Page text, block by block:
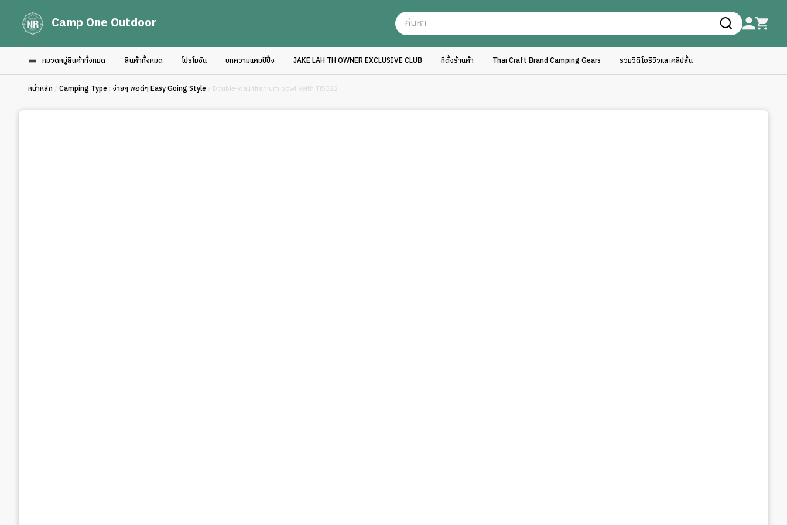
Camp One Outdoor
หมวดหมู่สินค้าทั้งหมด สินค้าทั้งหมด โปรโมชัน บทความแคมป์ปิ้ง JAKE LAH TH OWNER EXCLUSIVE CLUB ที่ตั้งร้านค้า Thai Craft Brand Camping Gears รวมวิดีโอรีวิวและคลิปสั้น
หน้าหลัก / Camping Type : ง่ายๆ พอดีๆ Easy Going Style / Double-wall titanium bowl Keith Ti5322